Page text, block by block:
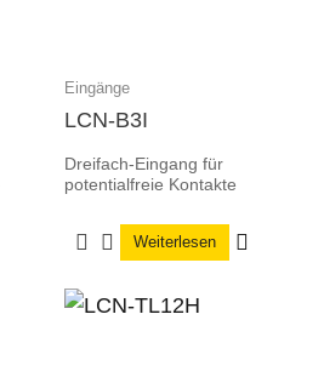
Eingänge
LCN-B3I
Dreifach-Eingang für
potentialfreie Kontakte
Weiterlesen